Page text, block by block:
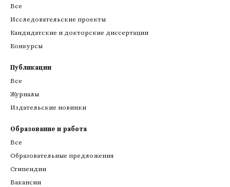
Все
Исследовательские проекты
Кандидатские и докторские диссертации
Конкурсы
Публикации
Все
Журналы
Издательские новинки
Образование и работа
Все
Образовательные предложения
Стипендии
Вакансии